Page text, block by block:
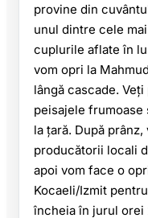
provine din
unul dintre cele
cuplurile aflate în
vom opri la
lângă cascade.
peisajele frumoase
la țară. După
producătorii locali
apoi vom face o
Kocaeli/Izmit
încheia în jurul orei